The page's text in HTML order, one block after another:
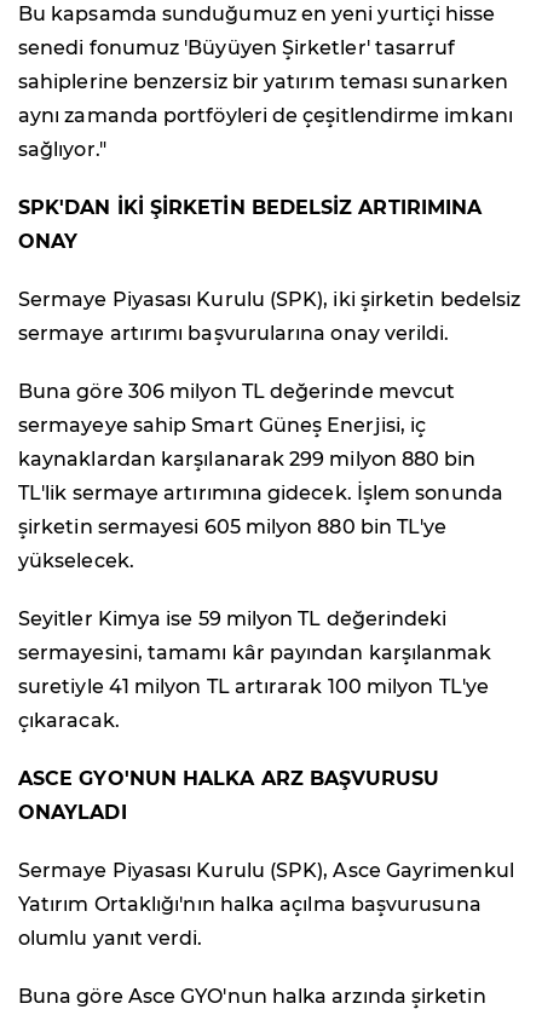
Bu kapsamda sunduğumuz en yeni yurtiçi hisse
senedi fonumuz 'Büyüyen Şirketler' tasarruf
sahiplerine benzersiz bir yatırım teması sunarken
aynı zamanda portföyleri de çeşitlendirme imkanı
sağlıyor."
SPK'DAN İKİ ŞİRKETİN BEDELSİZ ARTIRIMINA
ONAY
Sermaye Piyasası Kurulu (SPK), iki şirketin bedelsiz
sermaye artırımı başvurularına onay verildi.
Buna göre 306 milyon TL değerinde mevcut
sermayeye sahip Smart Güneş Enerjisi, iç
kaynaklardan karşılanarak 299 milyon 880 bin
TL'lik sermaye artırımına gidecek. İşlem sonunda
şirketin sermayesi 605 milyon 880 bin TL'ye
yükselecek.
Seyitler Kimya ise 59 milyon TL değerindeki
sermayesini, tamamı kâr payından karşılanmak
suretiyle 41 milyon TL artırarak 100 milyon TL'ye
çıkaracak.
ASCE GYO'NUN HALKA ARZ BAŞVURUSU
ONAYLADI
Sermaye Piyasası Kurulu (SPK), Asce Gayrimenkul
Yatırım Ortaklığı'nın halka açılma başvurusuna
olumlu yanıt verdi.
Buna göre Asce GYO'nun halka arzında şirketin